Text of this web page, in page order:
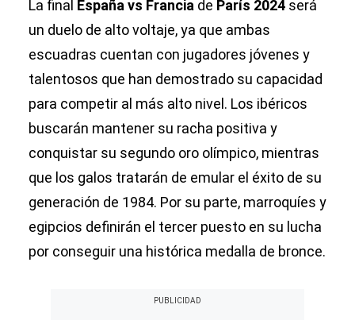
La final España vs Francia de París 2024 será
un duelo de alto voltaje, ya que ambas
escuadras cuentan con jugadores jóvenes y
talentosos que han demostrado su capacidad
para competir al más alto nivel. Los ibéricos
buscarán mantener su racha positiva y
conquistar su segundo oro olímpico, mientras
que los galos tratarán de emular el éxito de su
generación de 1984. Por su parte, marroquíes y
egipcios definirán el tercer puesto en su lucha
por conseguir una histórica medalla de bronce.